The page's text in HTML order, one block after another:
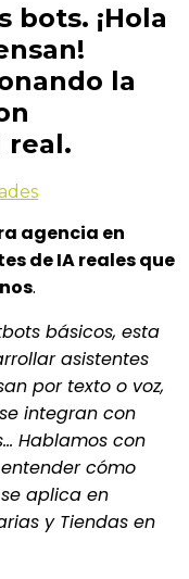
bots. ¡Hola
la
real.
agencia en
de IA reales que
.
básicos, esta
asistentes
por texto o voz,
integran con
Hablamos con
cómo
aplica en
y Tiendas en